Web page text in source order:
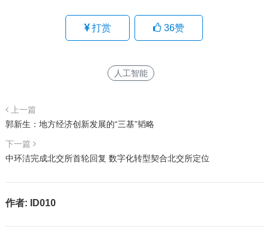
打赏 36赞
人工智能
上一篇
郭新生：地方经济创新发展的“三基”韬略
下一篇
中环洁完成北交所首轮回复 数字化转型契合北交所定位
作者: ID010